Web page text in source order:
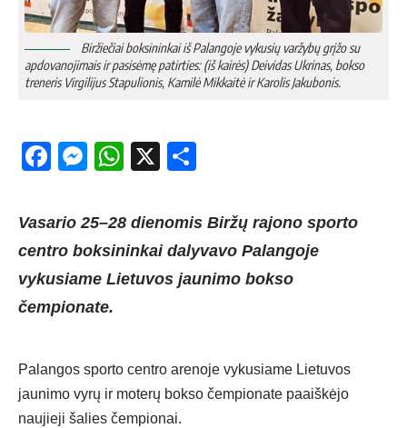
Biržiečiai boksininkai iš Palangoje vykusių varžybų grįžo su
apdovanojimais ir pasisėmę patirties: (iš kairės) Deividas Ukrinas, bokso
treneris Virgilijus Stapulionis, Kamilė Mikkaitė ir Karolis Jakubonis.
Facebook
Messenger
WhatsApp
X
Vasario 25–28 dienomis Biržų rajono sporto
centro boksininkai dalyvavo Palangoje
vykusiame Lietuvos jaunimo bokso
čempionate.
Palangos sporto centro arenoje vykusiame Lietuvos
jaunimo vyrų ir moterų bokso čempionate paaiškėjo
naujieji šalies čempionai.